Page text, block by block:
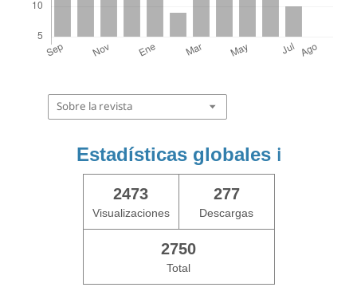
Sobre la revista
Estadísticas globales ℹ️
2473
Visualizaciones
277
Descargas
2750
Total